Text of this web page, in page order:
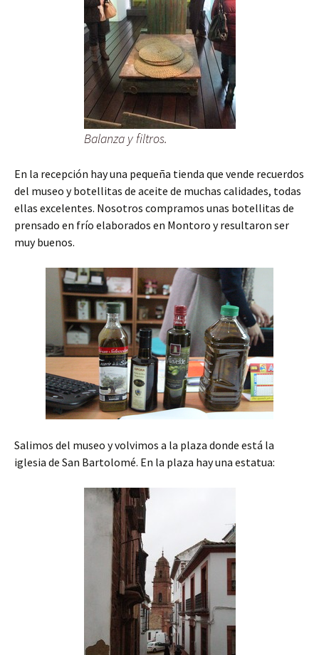
Balanza y filtros.
En la recepción hay una pequeña tienda que vende recuerdos
del museo y botellitas de aceite de muchas calidades, todas
ellas excelentes. Nosotros compramos unas botellitas de
prensado en frío elaborados en Montoro y resultaron ser
muy buenos.
Salimos del museo y volvimos a la plaza donde está la
iglesia de San Bartolomé. En la plaza hay una estatua: